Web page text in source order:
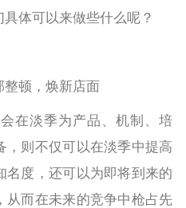
体可以来做些什么呢？
顿，焕新店面
淡季为产品、机制、培
，则不仅可以在淡季中提高
名度，还可以为即将到来的
从而在未来的竞争中枪占先